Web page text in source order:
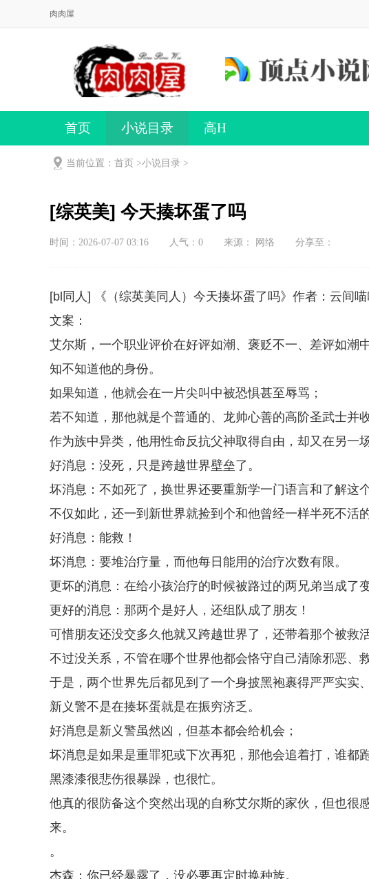
肉肉屋
首页 小说目录 高H
当前位置：首页 >小说目录 >
[综英美] 今天揍坏蛋了吗
时间：2026-07-07 03:16 人气： 0 来源： 网络 分享至：
[bl同人] 《（综英美同人）今天揍坏蛋了吗》作者：云间喵
文案：
艾尔斯，一个职业评价在好评如潮、褒贬不一、差评如潮
知不知道他的身份。
如果知道，他就会在一片尖叫中被恐惧甚至辱骂；
若不知道，那他就是个普通的、龙帅心善的高阶圣武士并
作为族中异类，他用性命反抗父神取得自由，却又在另一
好消息：没死，只是跨越世界壁垒了。
坏消息：不如死了，换世界还要重新学一门语言和了解这
不仅如此，还一到新世界就捡到个和他曾经一样半死不活的
好消息：能救！
坏消息：要堆治疗量，而他每日能用的治疗次数有限。
更坏的消息：在给小孩治疗的时候被路过的两兄弟当成了变
更好的消息：那两个是好人，还组队成了朋友！
可惜朋友还没交多久他就又跨越世界了，还带着那个被救
不过没关系，不管在哪个世界他都会恪守自己清除邪恶、
于是，两个世界先后都见到了一个身披黑袍裹得严严实实
新义警不是在揍坏蛋就是在振穷济乏。
好消息是新义警虽然凶，但基本都会给机会；
坏消息是如果是重罪犯或下次再犯，那他会追着打，谁都
黑漆漆很悲伤很暴躁，也很忙。
他真的很防备这个突然出现的自称艾尔斯的家伙，但也很
来。
。
杰森：你已经暴露了，没必要再定时换种族。